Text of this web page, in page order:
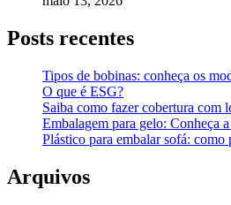
Posts recentes
Tipos de bobinas: conheça os
O que é ESG?
Saiba como fazer cobertura com
Embalagem para gelo: Conheça
Plástico para embalar sofá: como
Arquivos